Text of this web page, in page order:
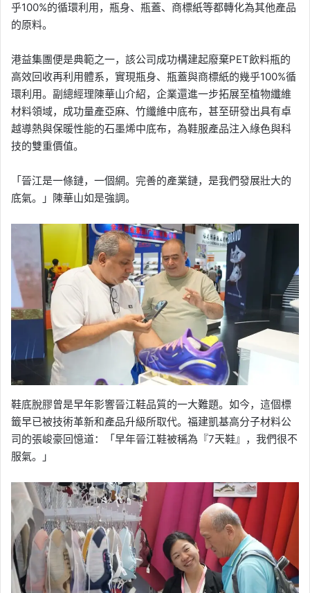
乎100%的循環利用，瓶身、瓶蓋、商標紙等都轉化為其他產品
的原料。
港益集團便是典範之一，該公司成功構建起廢棄PET飲料瓶的
高效回收再利用體系，實現瓶身、瓶蓋與商標紙的幾乎100%循
環利用。副總經理陳華山介紹，企業還進一步拓展至植物纖維
材料領域，成功量產亞麻、竹纖維中底布，甚至研發出具有卓
越導熱與保暖性能的石墨烯中底布，為鞋服產品注入綠色與科
技的雙重價值。
「晉江是一條鏈，一個網。完善的產業鏈，是我們發展壯大的
底氣。」陳華山如是強調。
鞋底脫膠曾是早年影響晉江鞋品質的一大難題。如今，這個標
籤早已被技術革新和產品升級所取代。福建凱基高分子材料公
司的張峻豪回憶道：「早年晉江鞋被稱為『7天鞋』，我們很不
服氣。」